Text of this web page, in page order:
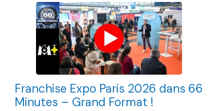
Franchise Expo Paris 2026 dans 66
Minutes – Grand Format !